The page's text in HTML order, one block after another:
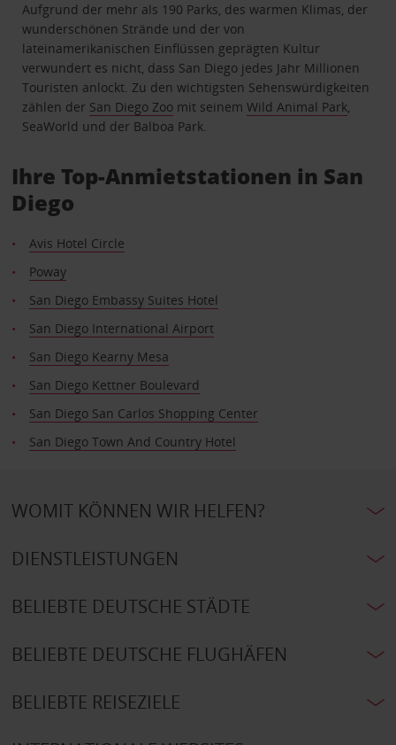
Aufgrund der mehr als 190 Parks, des warmen Klimas, der
wunderschönen Strände und der von
lateinamerikanischen Einflüssen geprägten Kultur
verwundert es nicht, dass San Diego jedes Jahr Millionen
Touristen anlockt. Zu den wichtigsten Sehenswürdigkeiten
zählen der San Diego Zoo mit seinemWild Animal Park,
SeaWorld und der Balboa Park.
Ihre Top-Anmietstationen in San
Diego
Avis Hotel Circle
Poway
San Diego Embassy Suites Hotel
San Diego International Airport
San Diego Kearny Mesa
San Diego Kettner Boulevard
San Diego San Carlos Shopping Center
San Diego Town And Country Hotel
WOMIT KÖNNEN WIR HELFEN?
DIENSTLEISTUNGEN
BELIEBTE DEUTSCHE STÄDTE
BELIEBTE DEUTSCHE FLUGHÄFEN
BELIEBTE REISEZIELE